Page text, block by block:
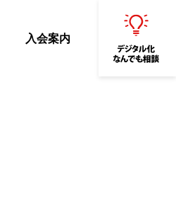
入会案内